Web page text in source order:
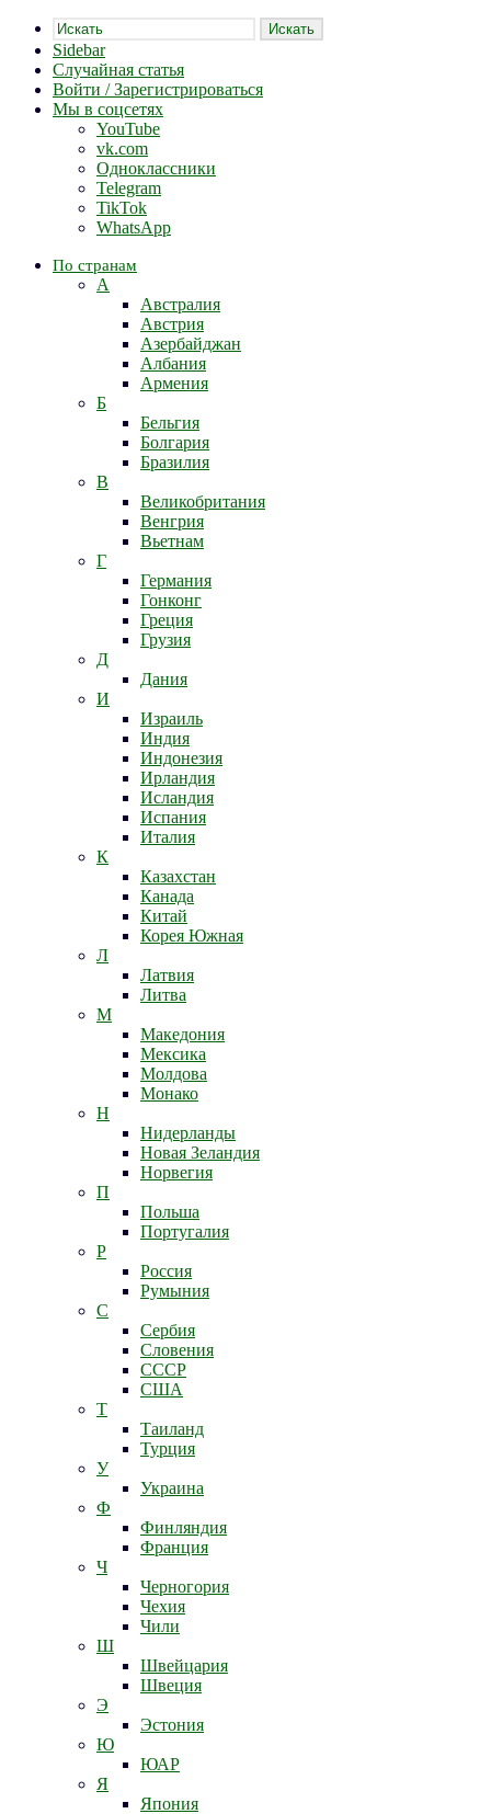
Искать
Sidebar
Случайная статья
Войти / Зарегистрироваться
Мы в соцсетях
YouTube
vk.com
Одноклассники
Telegram
TikTok
WhatsApp
По странам
А
Австралия
Австрия
Азербайджан
Албания
Армения
Б
Бельгия
Болгария
Бразилия
В
Великобритания
Венгрия
Вьетнам
Г
Германия
Гонконг
Греция
Грузия
Д
Дания
И
Израиль
Индия
Индонезия
Ирландия
Исландия
Испания
Италия
К
Казахстан
Канада
Китай
Корея Южная
Л
Латвия
Литва
М
Македония
Мексика
Молдова
Монако
Н
Нидерланды
Новая Зеландия
Норвегия
П
Польша
Португалия
Р
Россия
Румыния
С
Сербия
Словения
СССР
США
Т
Таиланд
Турция
У
Украина
Ф
Финляндия
Франция
Ч
Черногория
Чехия
Чили
Ш
Швейцария
Швеция
Э
Эстония
Ю
ЮАР
Я
Япония